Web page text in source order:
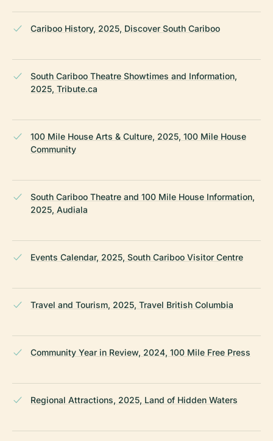
Cariboo History, 2025, Discover South Cariboo
South Cariboo Theatre Showtimes and Information,
2025, Tribute.ca
100 Mile House Arts & Culture, 2025, 100 Mile House
Community
South Cariboo Theatre and 100 Mile House Information,
2025, Audiala
Events Calendar, 2025, South Cariboo Visitor Centre
Travel and Tourism, 2025, Travel British Columbia
Community Year in Review, 2024, 100 Mile Free Press
Regional Attractions, 2025, Land of Hidden Waters